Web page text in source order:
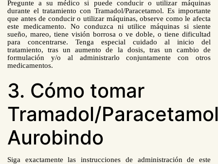
Pregunte a su médico si puede conducir o utilizar máquinas
durante el tratamiento con Tramadol/Paracetamol. Es importante
que antes de conducir o utilizar máquinas, observe como le afecta
este medicamento. No conduzca ni utilice máquinas si siente
sueño, mareo, tiene visión borrosa o ve doble, o tiene dificultad
para concentrarse. Tenga especial cuidado al inicio del
tratamiento, tras un aumento de la dosis, tras un cambio de
formulación y/o al administrarlo conjuntamente con otros
medicamentos.
3. Cómo tomar
Tramadol/
Aurobindo
Siga exactamente las instrucciones de administración de este